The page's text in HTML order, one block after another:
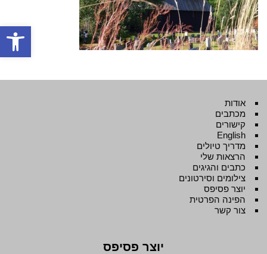
פתח
אודות
מכתבים
קישורים
English
מדריך טיולים
הרצאות שלי
כתבים והגיגים
צילומים וסירטונים
יוצר פסיפס
הפינה הפרטית
צור קשר
יוצר פסיפס